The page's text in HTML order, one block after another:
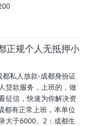
正规个人无抵押小
私人放款-成都身份证
贷款服务，上班的，做
征信，快速为你解决资
都有正常上班，本单位
大于6000。2：成都生